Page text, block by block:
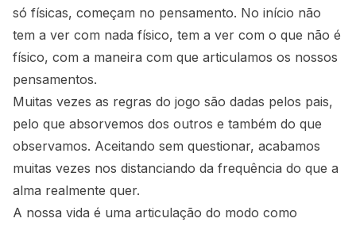
só físicas, começam no pensamento. No início não
tem a ver com nada físico, tem a ver com o que não é
físico, com a maneira com que articulamos os nossos
pensamentos.
Muitas vezes as regras do jogo são dadas pelos pais,
pelo que absorvemos dos outros e também do que
observamos. Aceitando sem questionar, acabamos
muitas vezes nos distanciando da frequência do que a
alma realmente quer.
A nossa vida é uma articulação do modo como